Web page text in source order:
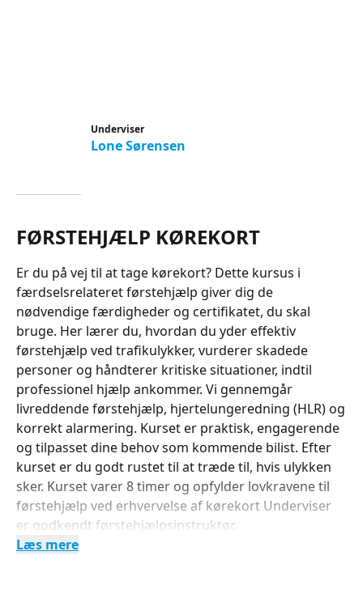
Underviser
Lone Sørensen
FØRSTEHJÆLP KØREKORT
Er du på vej til at tage kørekort? Dette kursus i
færdselsrelateret førstehjælp giver dig de
nødvendige færdigheder og certifikatet, du skal
bruge. Her lærer du, hvordan du yder effektiv
førstehjælp ved trafikulykker, vurderer skadede
personer og håndterer kritiske situationer, indtil
professionel hjælp ankommer. Vi gennemgår
livreddende førstehjælp, hjertelungeredning (HLR) og
korrekt alarmering. Kurset er praktisk, engagerende
og tilpasset dine behov som kommende bilist. Efter
kurset er du godt rustet til at træde til, hvis ulykken
sker. Kurset varer 8 timer og opfylder lovkravene til
førstehjælp ved erhvervelse af kørekort Underviser
er godkendt førstehjælpsinstruktør.
Læs mere